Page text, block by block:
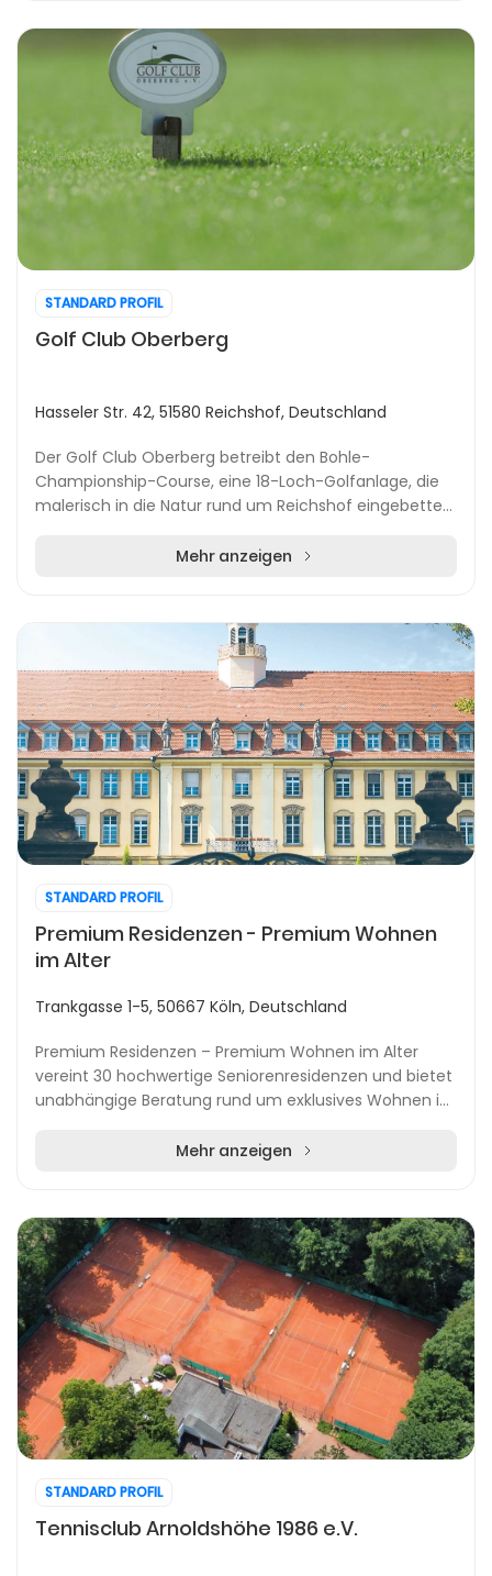
STANDARD PROFIL
Golf Club Oberberg
Hasseler Str. 42, 51580 Reichshof, Deutschland
Der Golf Club Oberberg betreibt den Bohle-
Championship-Course, eine 18-Loch-Golfanlage, die
malerisch in die Natur rund um Reichshof eingebettet
Mehr anzeigen
STANDARD PROFIL
Premium Residenzen - Premium Wohnen
im Alter
Trankgasse 1-5, 50667 Köln, Deutschland
Premium Residenzen – Premium Wohnen im Alter
vereint 30 hochwertige Seniorenresidenzen und bietet
unabhängige Beratung rund um exklusives Wohnen im
Mehr anzeigen
STANDARD PROFIL
Tennisclub Arnoldshöhe 1986 e.V.